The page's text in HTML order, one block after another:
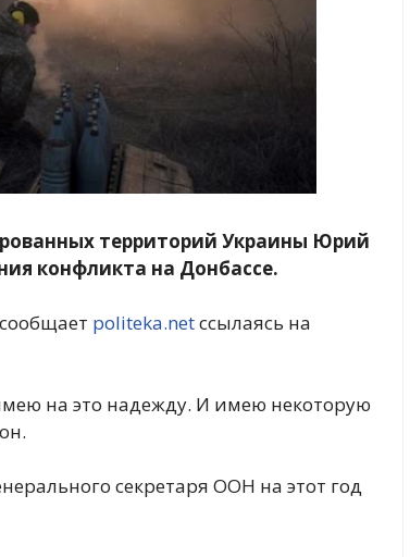
территорий Украины Юрий
конфликта на Донбассе.
politeka.netссылаясь на
на это надежду. И имею некоторую
секретаря ООН на этот год